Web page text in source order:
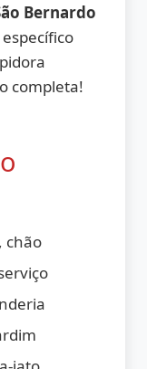
Bernardo
completa!
chão